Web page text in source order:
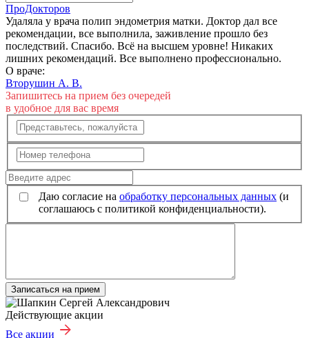
ПроДокторов
Удаляла у врача полип эндометрия матки. Доктор дал все
рекомендации, все выполнила, заживление прошло без
последствий. Спасибо. Всё на высшем уровне! Никаких
лишних рекомендаций. Все выполнено профессионально.
О враче:
Вторушин А. В.
Запишитесь на прием без очередей
в удобное для вас время
Даю согласие на обработку персональных данных (и
соглашаюсь с политикой конфиденциальности).
Записаться на прием
Действующие акции
Все акции